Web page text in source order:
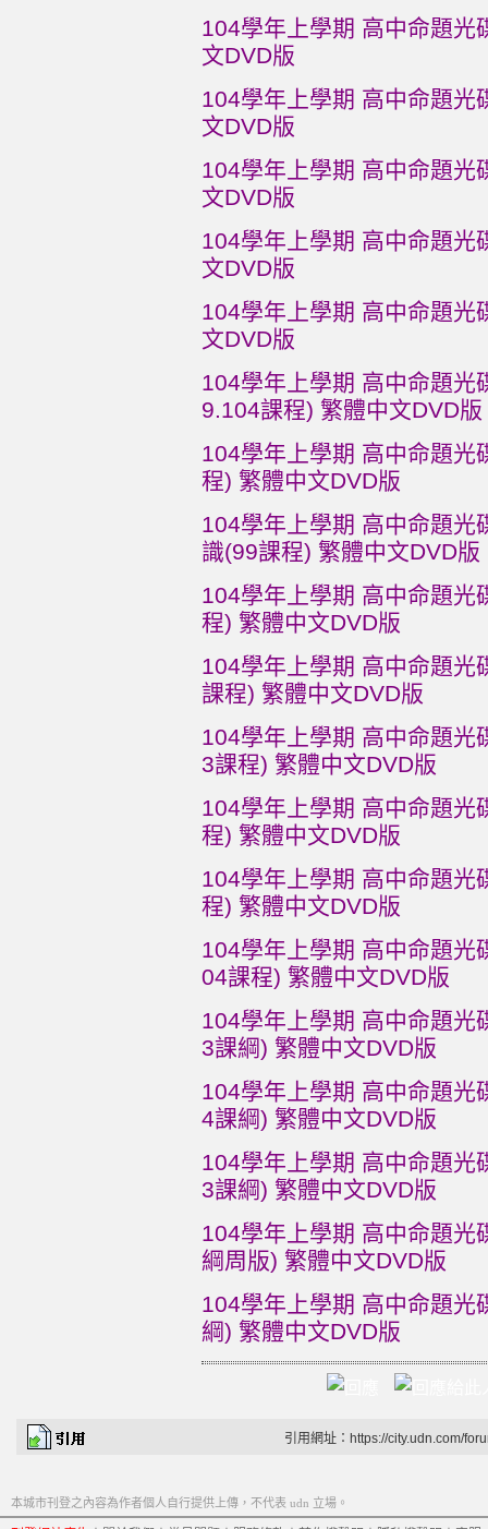
104學年上學期 高中命題光
文DVD版
104學年上學期 高中命題光
文DVD版
104學年上學期 高中命題光
文DVD版
104學年上學期 高中命題光
文DVD版
104學年上學期 高中命題光
文DVD版
104學年上學期 高中命題光
9.104課程) 繁體中文DVD版
104學年上學期 高中命題光
程) 繁體中文DVD版
104學年上學期 高中命題光
識(99課程) 繁體中文DVD版
104學年上學期 高中命題光
程) 繁體中文DVD版
104學年上學期 高中命題光
課程) 繁體中文DVD版
104學年上學期 高中命題
3課程) 繁體中文DVD版
104學年上學期 高中命題光
程) 繁體中文DVD版
104學年上學期 高中命題光
程) 繁體中文DVD版
104學年上學期 高中命題
04課程) 繁體中文DVD版
104學年上學期 高中命題
3課綱) 繁體中文DVD版
104學年上學期 高中命題
4課綱) 繁體中文DVD版
104學年上學期 高中命題
3課綱) 繁體中文DVD版
104學年上學期 高中命題光
綱周版) 繁體中文DVD版
104學年上學期 高中命題光
綱) 繁體中文DVD版
引用網址：https://city.udn.com/
本城市刊登之內容為作者個人自行提供上傳，不代表 udn 立場。